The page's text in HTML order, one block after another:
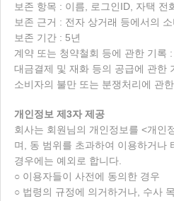
보존 항목 : 이름, 로그인ID, 자택
보존 근거 : 전자 상거래 등에서의
보존 기간 : 5년
계약 또는 청약철회 등에 관한 기록 :
대금결제 및 재화 등의 공급에 관한
소비자의 불만 또는 분쟁처리에 관
개인정보 제3자 제공
회사는 회원님의 개인정보를 <개인
며, 동 범위를 초과하여 이용하거나
경우에는 예외로 합니다.
○ 이용자들이 사전에 동의한 경우
○ 법령의 규정에 의거하거나, 수사